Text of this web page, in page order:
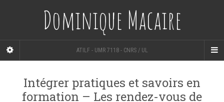
Dominique Macaire
ATILF - UMR 7118 - CNRS / UL
Intégrer pratiques et savoirs en
formation – Les rendez-vous de